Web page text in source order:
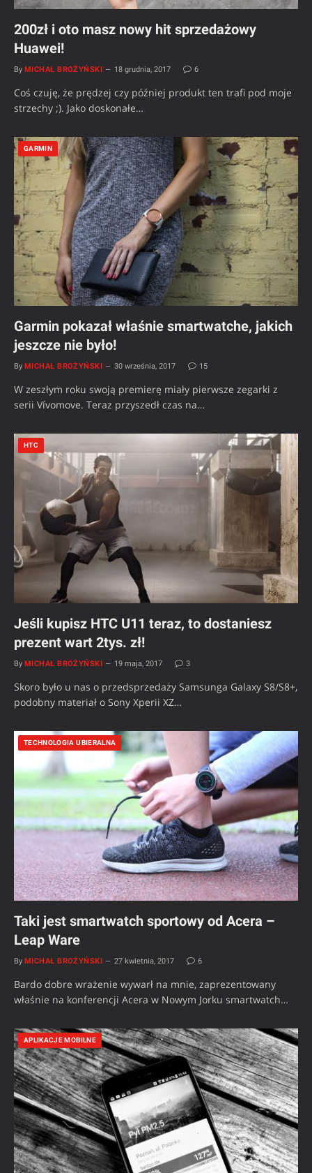
200zł i oto masz nowy hit sprzedażowy
Huawei!
By MICHAŁ BROŻYŃSKI 18 grudnia, 2017 6
Coś czuję, że prędzej czy później produkt ten trafi pod moje
strzechy ;). Jako doskonałe…
GARMIN
Garmin pokazał właśnie smartwatche, jakich
jeszcze nie było!
By MICHAŁ BROŻYŃSKI 30 września, 2017 15
W zeszłym roku swoją premierę miały pierwsze zegarki z
serii Vívomove. Teraz przyszedł czas na…
HTC
Jeśli kupisz HTC U11 teraz, to dostaniesz
prezent wart 2tys. zł!
By MICHAŁ BROŻYŃSKI 19 maja, 2017 3
Skoro było u nas o przedsprzedaży Samsunga Galaxy S8/S8+,
podobny materiał o Sony Xperii XZ…
TECHNOLOGIA UBIERALNA
Taki jest smartwatch sportowy od Acera –
Leap Ware
By MICHAŁ BROŻYŃSKI 27 kwietnia, 2017 6
Bardo dobre wrażenie wywarł na mnie, zaprezentowany
właśnie na konferencji Acera w Nowym Jorku smartwatch…
APLIKACJE MOBILNE